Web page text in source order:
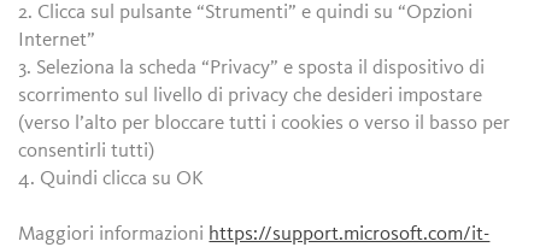
2. Clicca sul pulsante “Strumenti” e quindi su “Opzioni
Internet”
3. Seleziona la scheda “Privacy” e sposta il dispositivo di
scorrimento sul livello di privacy che desideri impostare
(verso l’alto per bloccare tutti i cookies o verso il basso per
consentirli tutti)
4. Quindi clicca su OK
Maggiori informazioni https://support.microsoft.com/it-